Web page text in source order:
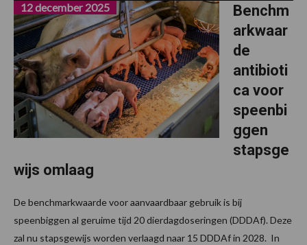
Benchm
arkwaar
de
antibioti
ca voor
speenbi
ggen
stapsge
wijs omlaag
12 december 2025
De benchmarkwaarde voor aanvaardbaar gebruik is bij
speenbiggen al geruime tijd 20 dierdagdoseringen (DDDAf). Deze
zal nu stapsgewijs worden verlaagd naar 15 DDDAf in 2028. In